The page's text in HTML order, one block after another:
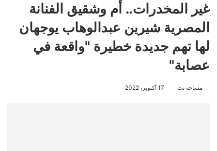
غير المخدرات.. أم وشقيق الفنانة
المصرية شيرين عبدالوهاب يوجهان
لها تهم جديدة خطيرة "واقعة في
عصابة"
مساحة نت 17 أكتوبر، 2022